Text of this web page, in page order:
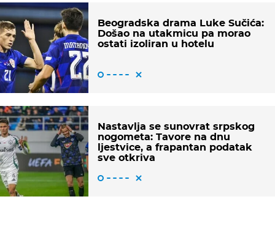
Beogradska drama Luke Sučića:
Došao na utakmicu pa morao
ostati izoliran u hotelu
Nastavlja se sunovrat srpskog
nogometa: Tavore na dnu
ljestvice, a frapantan podatak
sve otkriva